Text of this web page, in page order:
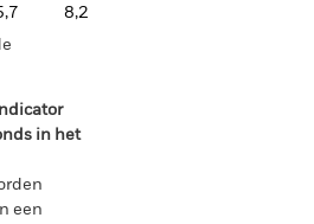
8,2
in het
een